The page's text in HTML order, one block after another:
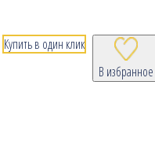
В избранное
Купить в один клик